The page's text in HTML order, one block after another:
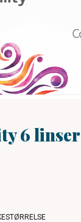
6 linser